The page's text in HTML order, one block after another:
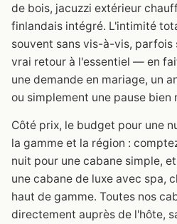
de bois, jacuzzi extérieur
finlandais intégré. L'intimité
souvent sans vis-à-vis,
vrai retour à l'essentiel — en
une demande en mariage, un
ou simplement une pause bien
Côté prix, le budget pour une
la gamme et la région :
nuit pour une cabane simple,
une cabane de luxe avec spa,
haut de gamme. Toutes nos
directement auprès de l'hôte,